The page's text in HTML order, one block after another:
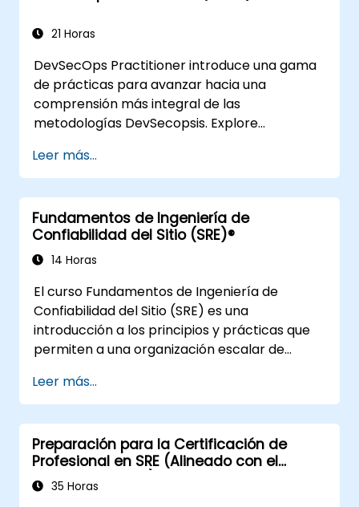
Flujo de Valor.
21 Horas
DevSecOps Practitioner introduce una gama
de prácticas para avanzar hacia una
comprensión más integral de las
metodologías DevSecopsis. Explore
combinación adecuada de personas,
construyendo procesos para acelerar el
valor y comparando las opciones
tecnológicas disponibles hoy en día. Está
orientado a organizaciones que han
experimentado transformaciones recientes y
en materia de DevSecOps.
Leer más...
Fundamentos de Ingeniería de
Confiabilidad del Sitio (SRE)®
14 Horas
El curso Fundamentos de Ingeniería de
Confiabilidad del Sitio (SRE) es una
introducción a los principios y prácticas que
permiten a una organización escalar de
críticos. Introducir la confiabilidad del sitio
requiere un reacondicionamiento
organizacional, un nuevo enfoque en la
ingeniería y la automatización, y la adopción
de diversos paradigmas de trabajo nuevos.
Leer más...
Preparación para la Certificación de
Profesional en SRE (Alineado con el
Instituto DevOps)
35 Horas